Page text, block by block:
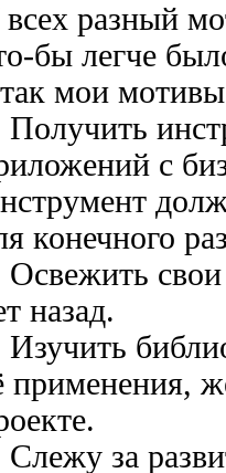
разный
бы легче
мои мотивы
Получить
с
конечного
Освежить
назад.
Изучить
применения,
Слежу за